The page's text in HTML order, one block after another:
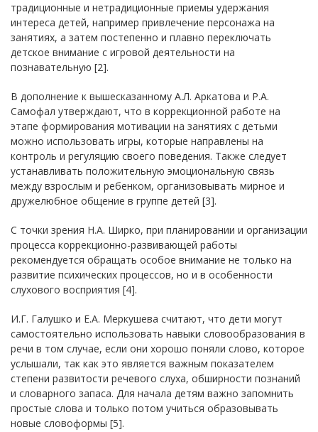
традиционные и нетрадиционные приемы удержания
интереса детей, например привлечение персонажа на
занятиях, а затем постепенно и плавно переключать
детское внимание с игровой деятельности на
познавательную [2].
В дополнение к вышесказанному А.Л. Аркатова и Р.А.
Самофал утверждают, что в коррекционной работе на
этапе формирования мотивации на занятиях с детьми
можно использовать игры, которые направлены на
контроль и регуляцию своего поведения. Также следует
устанавливать положительную эмоциональную связь
между взрослым и ребенком, организовывать мирное и
дружелюбное общение в группе детей [3].
С точки зрения Н.А. Ширко, при планировании и организации
процесса коррекционно-развивающей работы
рекомендуется обращать особое внимание не только на
развитие психических процессов, но и в особенности
слухового восприятия [4].
И.Г. Галушко и Е.А. Меркушева считают, что дети могут
самостоятельно использовать навыки словообразования в
речи в том случае, если они хорошо поняли слово, которое
услышали, так как это является важным показателем
степени развитости речевого слуха, обширности познаний
и словарного запаса. Для начала детям важно запомнить
простые слова и только потом учиться образовывать
новые словоформы [5].